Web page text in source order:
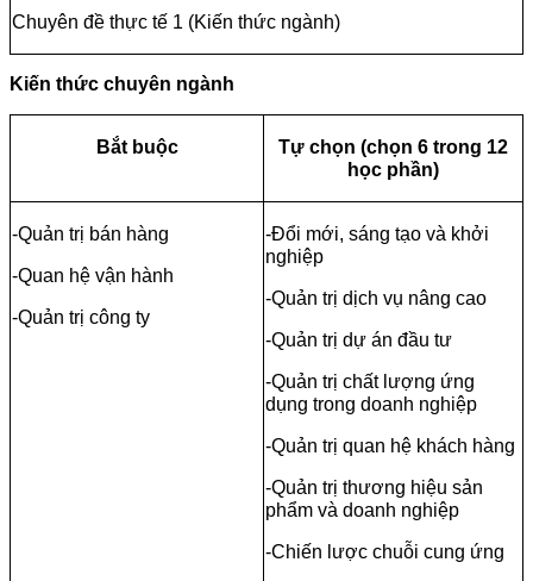
Chuyên đề thực tế 1 (Kiến thức ngành)
Kiến thức chuyên ngành
Bắt buộc
Tự chọn (chọn 6 trong 12
học phần)
-Quản trị bán hàng
-Quan hệ vận hành
-Quản trị công ty
-Đổi mới, sáng tạo và khởi
nghiệp
-Quản trị dịch vụ nâng cao
-Quản trị dự án đầu tư
-Quản trị chất lượng ứng
dụng trong doanh nghiệp
-Quản trị quan hệ khách hàng
-Quản trị thương hiệu sản
phẩm và doanh nghiệp
-Chiến lược chuỗi cung ứng